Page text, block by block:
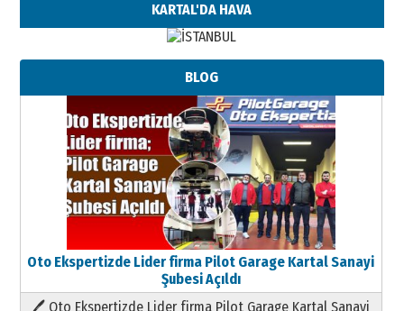
KARTAL'DA HAVA
BLOG
Oto Ekspertizde Lider firma Pilot Garage Kartal Sanayi
Şubesi Açıldı
🖊 Oto Ekspertizde Lider firma Pilot Garage Kartal Sanayi